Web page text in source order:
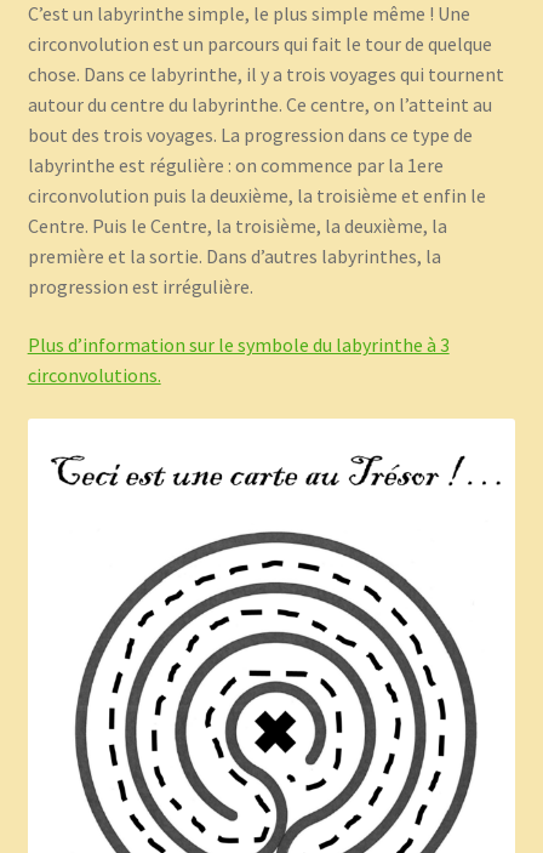
C’est un labyrinthe simple, le plus simple même ! Une
circonvolution est un parcours qui fait le tour de quelque
chose. Dans ce labyrinthe, il y a trois voyages qui tournent
autour du centre du labyrinthe. Ce centre, on l’atteint au
bout des trois voyages. La progression dans ce type de
labyrinthe est régulière : on commence par la 1ere
circonvolution puis la deuxième, la troisième et enfin le
Centre. Puis le Centre, la troisième, la deuxième, la
première et la sortie. Dans d’autres labyrinthes, la
progression est irrégulière.
Plus d’information sur le symbole du labyrinthe à 3
circonvolutions.